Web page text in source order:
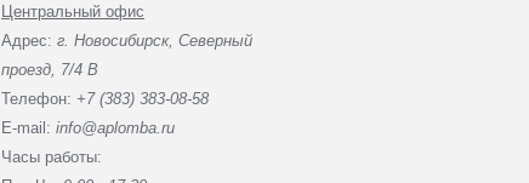
Центральный офис
Адрес: г. Новосибирск, Северный
проезд, 7/4 В
Телефон: +7 (383) 383-08-58
E-mail: info@aplomba.ru
Часы работы: